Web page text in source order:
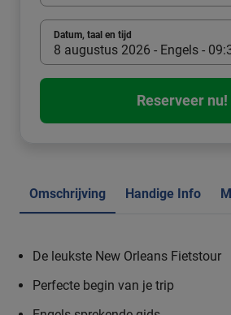
Datum, taal en tijd
8 augustus 2026 - Engels -
Reserveer nu!
Omschrijving Handige Info
De leukste New Orleans Fietstour
Perfecte begin van je trip